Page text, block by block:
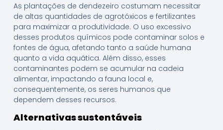
As plantações de dendezeiro costumam necessitar
de altas quantidades de agrotóxicos e fertilizantes
para maximizar a produtividade. O uso excessivo
desses produtos químicos pode contaminar solos e
fontes de água, afetando tanto a saúde humana
quanto a vida aquática. Além disso, esses
contaminantes podem se acumular na cadeia
alimentar, impactando a fauna local e,
consequentemente, os seres humanos que
dependem desses recursos.
Alternativas sustentáveis